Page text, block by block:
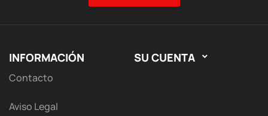
INFORMACIÓN
Contacto
Aviso Legal
SU CUENTA 